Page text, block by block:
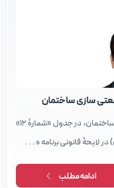
سازی ساختمان
مقدمه هدف کمّی و راهبردی صنعتی‌سازی ساختمان، در جدول «شمارۀ 12»
ادامه مطلب